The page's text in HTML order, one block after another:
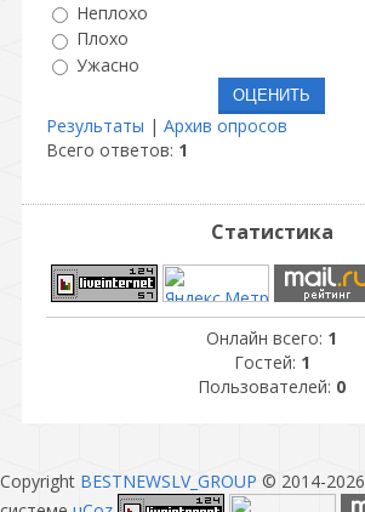
Неплохо
Плохо
Ужасно
Результаты | Архив опросов
Всего ответов: 1
Статистика
Онлайн всего: 1
Гостей: 1
Пользователей: 0
Copyright BESTNEWSLV_GROUP © 2014-2026